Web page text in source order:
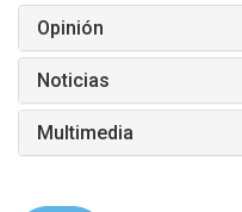
Opinión
Noticias
Multimedia